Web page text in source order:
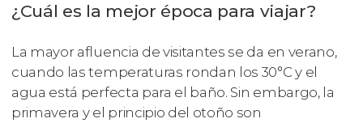
¿Cuál es la mejor época para viajar?
La mayor afluencia de visitantes se da en verano,
cuando las temperaturas rondan los 30°C y el
agua está perfecta para el baño. Sin embargo, la
primavera y el principio del otoño son